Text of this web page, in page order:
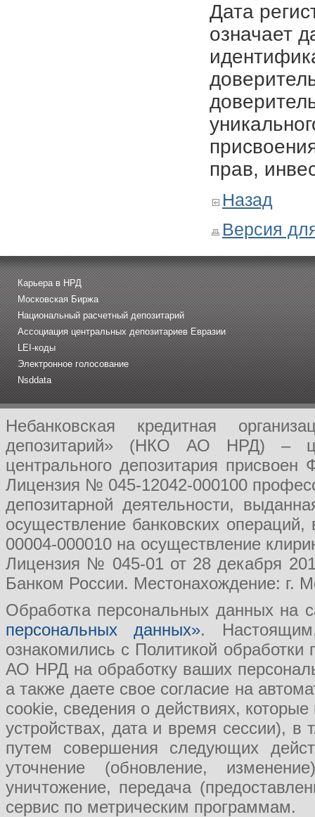
Дата
означает
прав,
Назад
Версия
Карьера в НРД
Московская Биржа
Национальный расчетный депозитарий
Ассоциация центральных депозитариев Евразии
LEI-коды
Электронное голосование
Nsddata
Небанковская кредитная
депозитарий» (НКО АО НРД) –
центрального депозитария
Лицензия № 045-12042-000100
депозитарной деятельности,
осуществление банковских
00004-000010 на осуществление
Лицензия № 045-01 от 28 декабря
Банком России. Местонахождение: г.
Обработка персональных данных на
персональных данных».
ознакомились с Политикой
АО НРД на обработку ваших
а также даете свое согласие на
cookie, сведения о действиях,
устройствах, дата и время сессии), в
путем совершения следующих
уточнение (обновление,
уничтожение, передача
сервис по метрическим программам.